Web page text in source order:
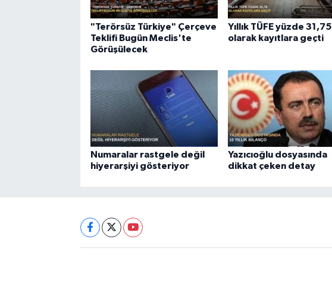
"Terörsüz Türkiye" Çerçeve
Teklifi Bugün Meclis'te
Görüşülecek
Yıllık TÜFE yüzde 31,75
olarak kayıtlara geçti
Numaralar rastgele değil
hiyerarşiyi gösteriyor
Yazıcıoğlu dosyasında
dikkat çeken detay